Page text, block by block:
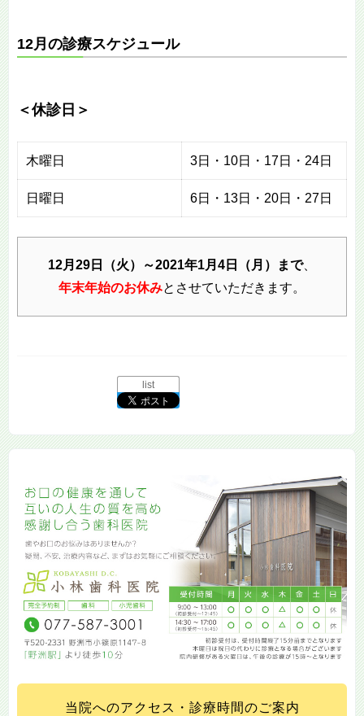
12月の診療スケジュール
＜休診日＞
木曜日 3日・10日・17日・24日
日曜日 6日・13日・20日・27日
12月29日（火）～2021年1月4日（月）まで、
年末年始のお休みとさせていただきます。
list
当院へのアクセス・診療時間のご案内